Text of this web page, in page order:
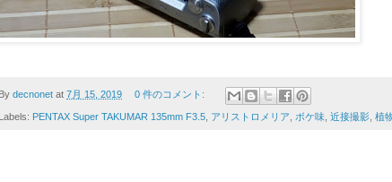
By decnonet at 7月 15, 2019 0 件のコメント:
Labels: PENTAX Super TAKUMAR 135mm F3.5 アリストロメリア ボケ味 近接撮影 植